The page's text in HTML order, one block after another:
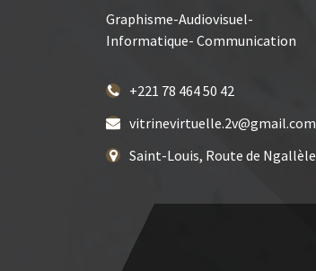
Graphisme-Audiovisuel-
Informatique- Communication
+221 78 464 50 42
vitrinevirtuelle.2v@gmail.com
Saint-Louis, Route de Ngallèle